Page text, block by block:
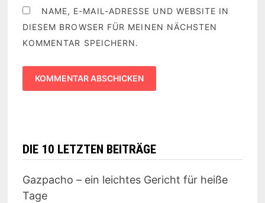
NAME, E-MAIL-ADRESSE UND WEBSITE IN
DIESEM BROWSER FÜR MEINEN NÄCHSTEN
KOMMENTAR SPEICHERN.
DIE 10 LETZTEN BEITRÄGE
Gazpacho – ein leichtes Gericht für heiße
Tage